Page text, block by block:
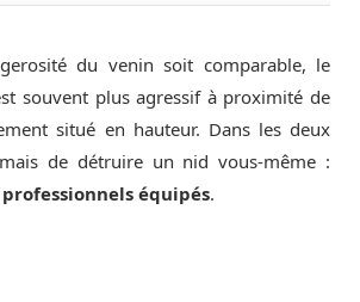
du venin soit comparable, le
souvent plus agressif à proximité de
situé en hauteur. Dans les deux
de détruire un nid vous-même :
professionnels équipés.